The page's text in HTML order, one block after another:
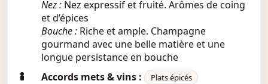
Nez : Nez expressif et fruité. Arômes de coing
et d’épices
Bouche : Riche et ample. Champagne
gourmand avec une belle matière et une
longue persistance en bouche
Accords mets & vins :
Plats épicés